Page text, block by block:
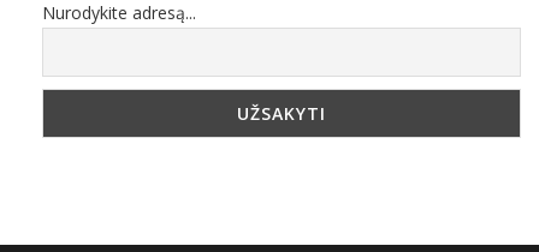
Nurodykite adresą...